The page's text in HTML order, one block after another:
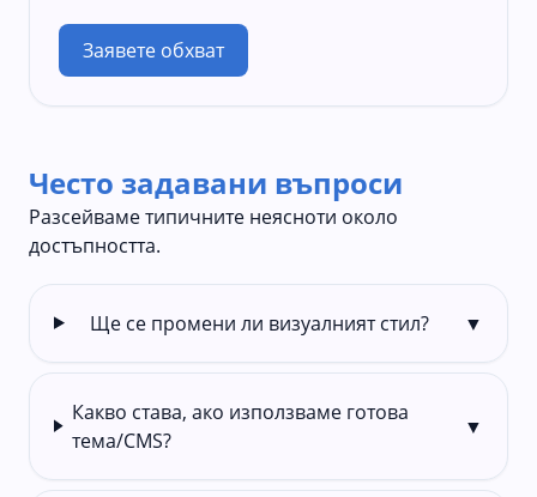
Заявете обхват
Често задавани въпроси
Разсейваме типичните неясноти около
достъпността.
Ще се промени ли визуалният стил? ▼
Какво става, ако използваме готова
тема/CMS?
▼